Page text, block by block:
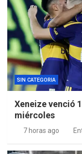
SIN CATEGORIA
Xeneize venció
miércoles
7 horas ago